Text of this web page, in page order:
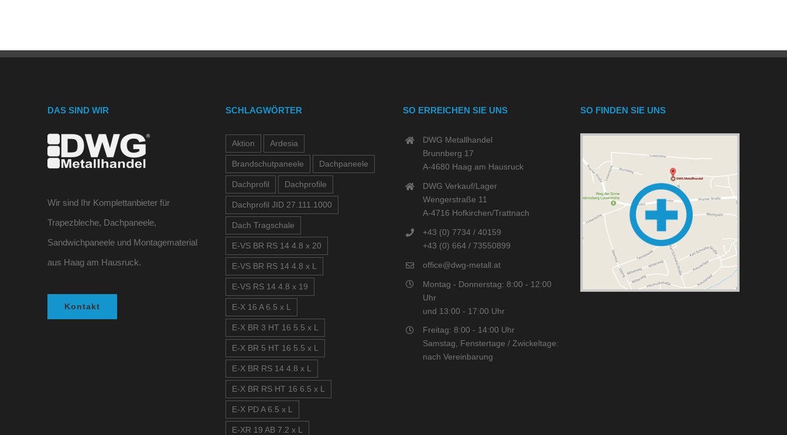
DAS SIND WIR
Wir sind Ihr Komplettanbieter für
Trapezbleche, Dachpaneele,
Sandwichpaneele und Montagematerial
aus Haag am Hausruck.
Kontakt
SCHLAGWÖRTER
Aktion Ardesia
Brandschutpaneele Dachpaneele
Dachprofil Dachprofile
Dachprofil JID 27.111.1000
Dach Tragschale
E-VS BR RS 14 4.8 x 20
E-VS BR RS 14 4.8 x L
E-VS RS 14 4.8 x 19
E-X 16 A 6.5 x L
E-X BR 3 HT 16 5.5 x L
E-X BR 5 HT 16 5.5 x L
E-X BR RS 14 4.8 x L
E-X BR RS HT 16 6.5 x L
E-X PD A 6.5 x L
E-XR 19 AB 7.2 x L
SO ERREICHEN SIE UNS
DWG Metallhandel
Brunnberg 17
A-4680 Haag am Hausruck
DWG Verkauf/Lager
Wengerstraße 11
A-4716 Hofkirchen/Trattnach
+43 (0) 7734 / 40159
+43 (0) 664 / 73550899
office@dwg-metall.at
Montag - Donnerstag: 8:00 - 12:00
Uhr
und 13:00 - 17:00 Uhr
Freitag: 8:00 - 14:00 Uhr
Samstag, Fenstertage / Zwickeltage:
nach Vereinbarung
SO FINDEN SIE UNS